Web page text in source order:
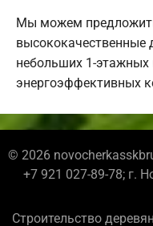
Мы можем
небольших 1-
энергоэффективных
© 2026
+7 921 027-89-78; г.
Строительство